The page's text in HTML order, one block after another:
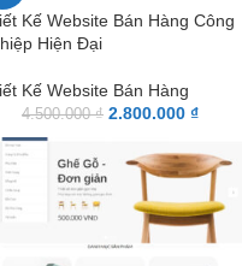
Kế Website Bán Hàng Công
Hiện Đại
Kế Website Bán Hàng
4.500.000₫ 2.800.000 ₫